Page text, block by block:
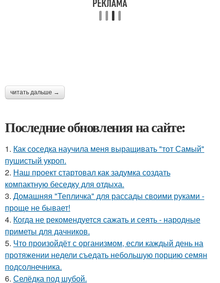
читать дальше →
Последние обновления на сайте:
1. Как соседка научила меня выращивать "тот Самый"
пушистый укроп.
2. Наш проект стартовал как задумка создать
компактную беседку для отдыха.
3. Домашняя "Тепличка" для рассады своими руками -
проще не бывает!
4. Когда не рекомендуется сажать и сеять - народные
приметы для дачников.
5. Что произойдёт с организмом, если каждый день на
протяжении недели съедать небольшую порцию семян
подсолнечника.
6. Селёдка под шубой.